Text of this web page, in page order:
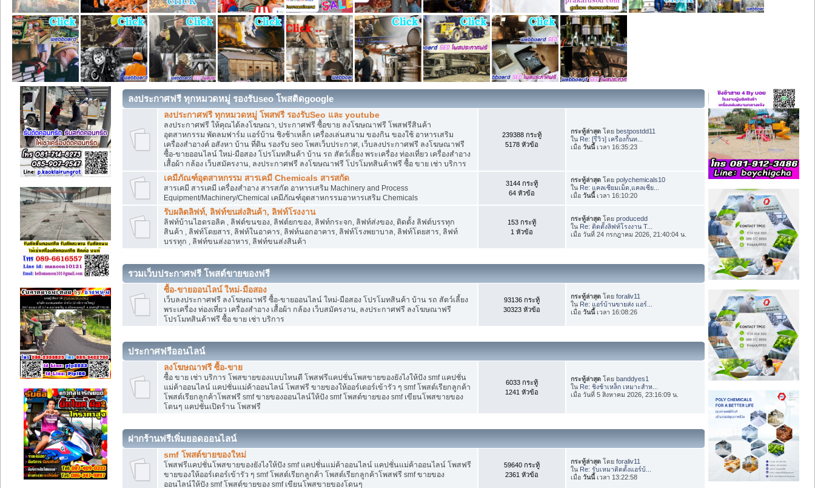
ลงประกาศฟรี ทุกหมวดหมู่ รองรับseo โพสติดgoogle
ลงประกาศฟรี ทุกหมวดหมู่ โพสฟรี รองรับSeo และ youtube
ลงประกาศฟรี ให้คุณได้ลงโฆษณา, ประกาศฟรี ซื้อขาย ลงโฆษณาฟรี โพสฟรีสินค้า
อุตสาหกรรม พัดลมฟาร์ม แอร์บ้าน ชิงช้าเหล็ก เครื่องเล่นสนาม ของกิน ของใช้ อาหารเสริม
เครื่องสำอางค์ อสังหา บ้าน ที่ดิน รองรับ seo โพสเว็บประกาศ, เว็บลงประกาศฟรี ลงโฆษณาฟรี
ซื้อ-ขายออนไลน์ ใหม่-มือสอง โปรโมทสินค้า บ้าน รถ สัตว์เลี้ยง พระเครื่อง ท่องเที่ยว เครื่องสำอาง
เสื้อผ้า กล้อง เว็บสมัครงาน, ลงประกาศฟรี ลงโฆษณาฟรี โปรโมทสินค้าฟรี ซื้อ ขาย เช่า บริการ
239388 กระทู้
5178 หัวข้อ
กระทู้ล่าสุด โดยbestpostdd11
ใน Re: [รีวิว] เครื่องกั้นท...
เมื่อวันนี้เวลา 16:35:23
เคมีภัณฑ์อุตสาหกรรม สารเคมี Chemicals สารสกัด
สารเคมี สารเคมี เครื่องสำอาง สารสกัด อาหารเสริม Machinery and Process
Equipment/Machinery/Chemical เคมีภัณฑ์อุตสาหกรรมอาหารเสริม Chemicals
3144 กระทู้
64 หัวข้อ
กระทู้ล่าสุด โดยpolychemicals10
ใน Re: แคลเซียมเม็ด,แคลเซีย...
เมื่อวันนี้เวลา 16:10:20
รับผลิตลิฟท์, ลิฟท์ขนส่งสินค้า, ลิฟท์โรงงาน
ลิฟท์บ้านไฮดรอลิค , ลิฟต์ขนของ, ลิฟต์ยกของ, ลิฟท์กระจก, ลิฟท์ส่งของ, ติดตั้ง ลิฟต์บรรทุก
สินค้า , ลิฟท์โดยสาร, ลิฟท์ในอาคาร, ลิฟท์นอกอาคาร, ลิฟท์โรงพยาบาล, ลิฟท์โดยสาร, ลิฟท์
บรรทุก , ลิฟท์ขนส่งอาหาร, ลิฟท์ขนส่งสินค้า
153 กระทู้
1 หัวข้อ
กระทู้ล่าสุด โดยproducedd
ใน Re: ติดตั้งลิฟท์โรงงาน T...
เมื่อ วันที่ 24 กรกฎาคม 2026, 21:40:04 น.
รวมเว็บประกาศฟรี โพสต์ขายของฟรี
ซื้อ-ขายออนไลน์ ใหม่-มือสอง
เว็บลงประกาศฟรี ลงโฆษณาฟรี ซื้อ-ขายออนไลน์ ใหม่-มือสอง โปรโมทสินค้า บ้าน รถ สัตว์เลี้ยง
พระเครื่อง ท่องเที่ยว เครื่องสำอาง เสื้อผ้า กล้อง เว็บสมัครงาน, ลงประกาศฟรี ลงโฆษณาฟรี
โปรโมทสินค้าฟรี ซื้อ ขาย เช่า บริการ
93136 กระทู้
30323 หัวข้อ
กระทู้ล่าสุด โดยforaliv11
ใน Re: แอร์บ้านขายส่ง แอร์...
เมื่อวันนี้เวลา 16:08:26
ประกาศฟรีออนไลน์
ลงโฆษณาฟรี ซื้อ-ขาย
ซื้อ ขาย เช่า บริการ โพสขายของแบบไหนดี โพสฟรีแคปชั่นโพสขายของยังไงให้ปัง smf แคปชั่น
แม่ค้าออนไลน์ แคปชั่นแม่ค้าออนไลน์ โพสฟรี ขายของให้ออร์เดอร์เข้ารัว ๆ smf โพสต์เรียกลูกค้า
โพสต์เรียกลูกค้าโพสฟรี smf ขายของออนไลน์ให้ปัง smf โพสต์ขายของ smf เขียนโพสขายของ
โดนๆ แคปชั่นเปิดร้าน โพสฟรี
6033 กระทู้
1241 หัวข้อ
กระทู้ล่าสุด โดยbanddyes1
ใน Re: ชิงช้าเหล็ก เหมาะสำห...
เมื่อ วันที่ 5 สิงหาคม 2026, 23:16:09 น.
ฝากร้านฟรีเพิ่มยอดออนไลน์
smf โพสต์ขายของใหม่
โพสฟรีแคปชั่นโพสขายของยังไงให้ปัง smf แคปชั่นแม่ค้าออนไลน์ แคปชั่นแม่ค้าออนไลน์ โพสฟรี
ขายของให้ออร์เดอร์เข้ารัว ๆ smf โพสต์เรียกลูกค้า โพสต์เรียกลูกค้าโพสฟรี smf ขายของ
ออนไลน์ให้ปัง smf โพสต์ขายของ smf เขียนโพสขายของโดนๆ
59640 กระทู้
2361 หัวข้อ
กระทู้ล่าสุด โดยforaliv11
ใน Re: รับเหมาติดตั้งแอร์บ้...
เมื่อวันนี้เวลา 13:22:58